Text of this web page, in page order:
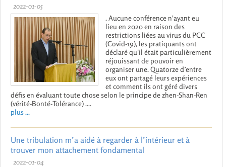
2022-01-05
. Aucune conférence n'ayant eu
lieu en 2020 en raison des
restrictions liées au virus du PCC
(Covid-19), les pratiquants ont
déclaré qu'il était particulièrement
réjouissant de pouvoir en
organiser une. Quatorze d’entre
eux ont partagé leurs expériences
et comment ils ont géré divers
défis en évaluant toute chose selon le principe de zhen-Shan-Ren
(vérité-Bonté-Tolérance) ....
plus ...
Une tribulation m’a aidé à regarder à l’intérieur et à
trouver mon attachement fondamental
2022-01-04